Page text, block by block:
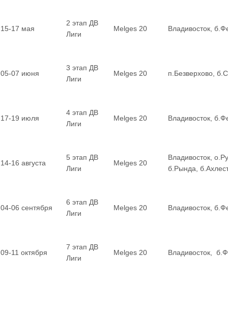
15-17 мая
2 этап ДВ
Лиги
Melges 20 Владивосток,
05-07 июня
3 этап ДВ
Лиги
Melges 20 п.Безверхово,
17-19 июля
4 этап ДВ
Лиги
Melges 20 Владивосток,
14-16 августа
5 этап ДВ
Лиги
Melges 20
Владивосток,
б.Рында,
04-06 сентября
6 этап ДВ
Лиги
Melges 20 Владивосток,
09-11 октября
7 этап ДВ
Лиги
Melges 20 Владивосток,